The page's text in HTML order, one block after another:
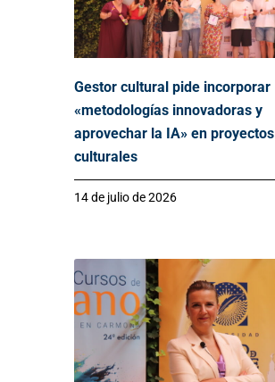
Gestor cultural pide incorporar
«metodologías innovadoras y
aprovechar la IA» en proyectos
culturales
14 de julio de 2026